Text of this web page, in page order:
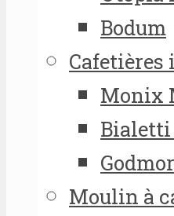
Bodum
Monix
Moulin à